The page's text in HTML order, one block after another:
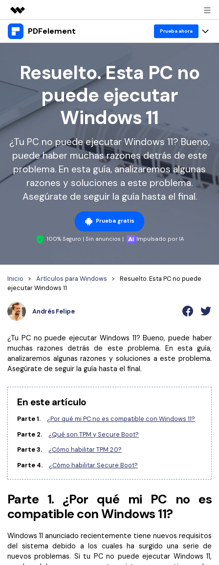
Productos destacados
Utilidades
Resumen
Soluciones
Quiénes somos
Sala de prensa
Tienda
Soporte
PDFelement Prueba ahora
Escritorio
PDFelement para Windows
PDFelement para Mac
Aplicación móvil
PDFelement para iPhone/iPad
PDFelement para Android
Nube
Wondershare PDFelement Cloud
PDFelement Pro DC
PDF onlineNuevo
Convertir PDF a Word
Convertir Word a PDF
Lector de IA
Características
Educativas
Leer PDF
Anotar PDF
Crear PDF
Unir PDF
Imprimir PDF
Convertir PDF
Comprimir PDF
Profesionales
Formulario de PDF
eSign PDF
PDF por lotes
Censurar PDF
Extraer datos de PDF
Proteger PDF
Compartir PDF
Soluciones completas
Educación
Resumidor de PDF con IA
Traductor de PDF con IA
Corrector gramatical de IA
Chat IA con imagen
Detectar contenido de IA
Explicar PDF con IA
Generar imágenes IA
Todas las herramientas de IA
Recursos
Blog
IA de PDF
Anotación de PDF
Organización de PDF
Conversión de PDF
Trucos de PDF
Trucos para Mac
Trucos para Windows
Trucos para móviles
¿Por qué PDFelement?
Usar mejor PDFelement
¿Qué hay de nuevo?
Especificaciones técnicas
Soporte de contacto
Negocios
1-10 usuarios
Prueba gratis Comprar ahora
Iniciar sesión
Resuelto. Esta PC no
puede ejecutar
Windows 11
¿Tu PC no puede ejecutar Windows 11? Bueno,
puede haber muchas razones detrás de este
problema. En esta guía, analizaremos algunas
razones y soluciones a este problema.
Asegúrate de seguir la guía hasta el final.
Prueba gratis
100% Seguro | Sin anuncios | Impulsado por IA
Inicio > Artículos para Windows >
Resuelto. Esta PC no puede
ejecutar Windows 11
Andrés Felipe
¿Tu PC no puede ejecutar Windows 11? Bueno, puede haber
muchas razones detrás de este problema. En esta guía,
analizaremos algunas razones y soluciones a este problema.
Asegúrate de seguir la guía hasta el final.
En este artículo
Parte 1.
¿Por qué mi PC no es compatible con Windows 11?
Parte 2.
¿Qué son TPM y Secure Boot?
Parte 3.
¿Cómo habilitar TPM 2.0?
Parte 4.
¿Cómo habilitar Secure Boot?
Parte 1. ¿Por qué mi PC no es
compatible con Windows 11?
Windows 11 anunciado recientemente tiene nuevos requisitos
del sistema debido a los cuales ha surgido una serie de
nuevos problemas. Si tu PC no puede ejecutar Windows 11,